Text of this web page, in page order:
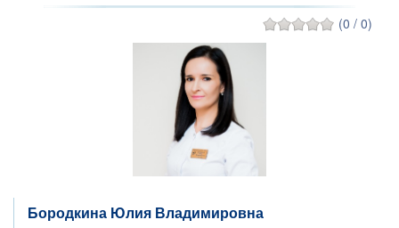
(0 / 0)
Бородкина Юлия Владимировна